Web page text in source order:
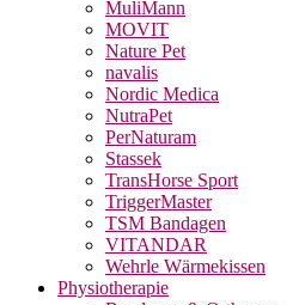
MuliMann
MOVIT
Nature Pet
navalis
Nordic Medica
NutraPet
PerNaturam
Stassek
TransHorse Sport
TriggerMaster
TSM Bandagen
VITANDAR
Wehrle Wärmekissen
Physiotherapie